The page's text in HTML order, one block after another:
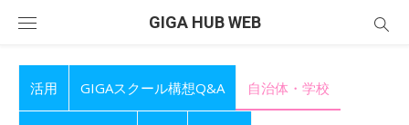
GIGA HUB WEB
活用 GIGAスクール構想Q&A 自治体・学校